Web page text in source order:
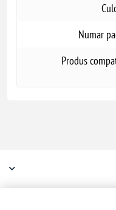
Numar
Produs